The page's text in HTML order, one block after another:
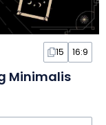
15 16:9
Minimalis